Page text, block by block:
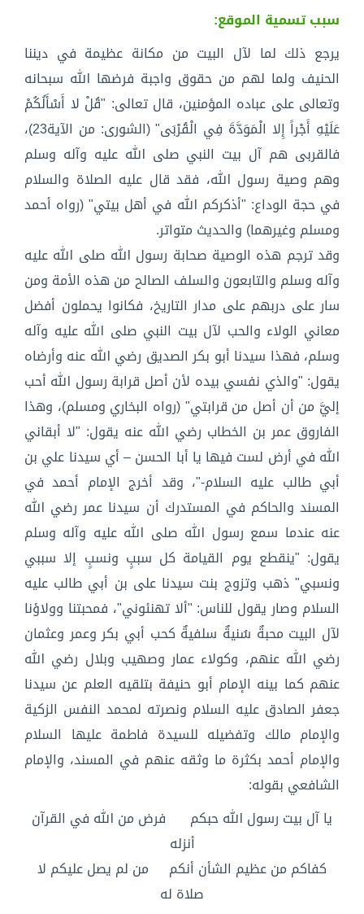
سبب تسمية الموقع:
يرجع ذلك لما لآل البيت من مكانة عظيمة في ديننا
الحنيف ولما لهم من حقوق واجبة فرضها الله سبحانه
وتعالى على عباده المؤمنين، قال تعالى: "قُلْ لا أَسْأَلُكُمْ
عَلَيْهِ أَجْراً إِلا الْمَوَدَّةَ فِي الْقُرْبَى" (الشورى: من الآية23)،
فالقربى هم آل بيت النبي صلى الله عليه وآله وسلم
وهم وصية رسول الله، فقد قال عليه الصلاة والسلام
في حجة الوداع: "أذكركم الله في أهل بيتي" (رواه أحمد
ومسلم وغيرهما) والحديث متواتر.
وقد ترجم هذه الوصية صحابة رسول الله صلى الله عليه
وآله وسلم والتابعون والسلف الصالح من هذه الأمة ومن
سار على دربهم على مدار التاريخ، فكانوا يحملون أفضل
معاني الولاء والحب لآل بيت النبي صلى الله عليه وآله
وسلم، فهذا سيدنا أبو بكر الصديق رضي الله عنه وأرضاه
يقول: "والذي نفسي بيده لأن أصل قرابة رسول الله أحب
إليَّ من أن أصل من قرابتي" (رواه البخاري ومسلم)، وهذا
الفاروق عمر بن الخطاب رضي الله عنه يقول: "لا أبقاني
الله في أرض لست فيها يا أبا الحسن – أي سيدنا علي بن
أبي طالب عليه السلام-"، وقد أخرج الإمام أحمد في
المسند والحاكم في المستدرك أن سيدنا عمر رضي الله
عنه عندما سمع رسول الله صلى الله عليه وآله وسلم
يقول: "ينقطع يوم القيامة كل سببٍ ونسبٍ إلا سببي
ونسبي" ذهب وتزوج بنت سيدنا على بن أبي طالب عليه
السلام وصار يقول للناس: "ألا تهنئوني"، فمحبتنا وولاؤنا
لآل البيت محبةٌ سُنيةٌ سلفيةٌ كحب أبي بكر وعمر وعثمان
رضي الله عنهم، وكولاء عمار وصهيب وبلال رضي الله
عنهم كما بينه الإمام أبو حنيفة بتلقيه العلم عن سيدنا
جعفر الصادق عليه السلام ونصرته لمحمد النفس الزكية
والإمام مالك وتفضيله للسيدة فاطمة عليها السلام
والإمام أحمد بكثرة ما وثقه عنهم في المسند، والإمام
الشافعي بقوله:
يا آل بيت رسول الله حبكم فرض من الله في القرآن
أنزله
كفاكم من عظيم الشأن أنكم من لم يصل عليكم لا
صلاة له